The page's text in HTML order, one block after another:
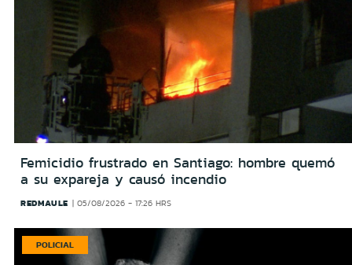
Femicidio frustrado en Santiago: hombre quemó
a su expareja y causó incendio
REDMAULE 05/08/2026 - 17:26 HRS
POLICIAL